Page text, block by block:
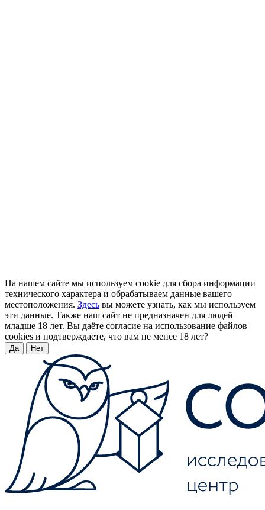
На нашем сайте мы используем cookie для сбора информации
технического характера и обрабатываем данные вашего
местоположения. Здесь вы можете узнать, как мы используем
эти данные. Также наш сайт не предназначен для людей
младше 18 лет. Вы даёте согласие на использование файлов
cookies и подтверждаете, что вам не менее 18 лет?
Да Нет